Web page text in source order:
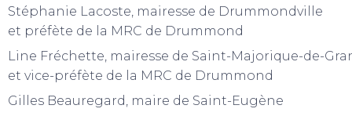
Stéphanie Lacoste, mairesse de Drummondville
et préfète de la MRC de Drummond
Line Fréchette, mairesse de Saint-Majorique-de-
et vice-préfète de la MRC de Drummond
Gilles Beauregard, maire de Saint-Eugène